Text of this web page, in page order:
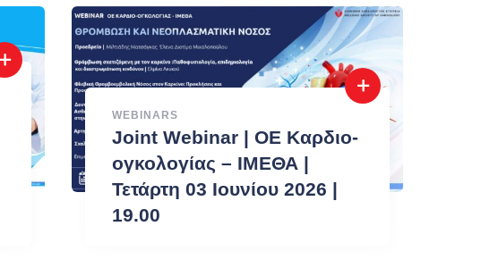
WEBINARS
Joint Webinar | ΟΕ Καρδιο-
ογκολογίας – ΙΜΕΘΑ |
Τετάρτη 03 Ιουνίου 2026 |
19.00